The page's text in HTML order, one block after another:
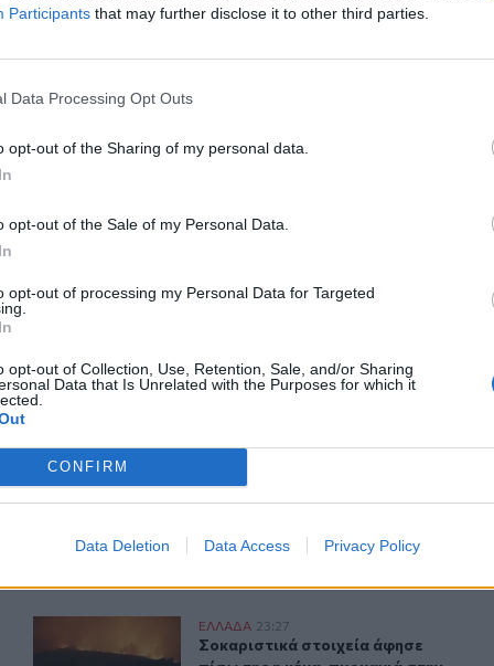
Participants that may further disclose it to other third parties.
Data Processing Opt Outs
opt-out of the Sharing of my personal data.
opt-out of the Sale of my Personal Data.
opt-out of processing my Personal Data for Targeted
opt-out of Collection, Use, Retention, Sale, and/or Sharing
Data that Is Unrelated with the Purposes for which it
CONFIRM
Data Deletion Data Access Privacy Policy
μας στοYouTube
TAGS
Συλλήψεις
του CRETALIVE
ΕΊΔΗΣΗ
Φάληρο - Εκκενώθηκε προληπτικά πολυκατοικία
στο Παλαιό Φάληρο - Εκκενώθηκε προληπτικά
Σοκαριστικά στοιχεία άφησε πίσω της η μέγα-πυρκαγιά
ΕΛΛAΔΑ 23:27
Σοκαριστικά στοιχεία άφησε πίσω
Σοκαριστικά στοιχεία άφησε